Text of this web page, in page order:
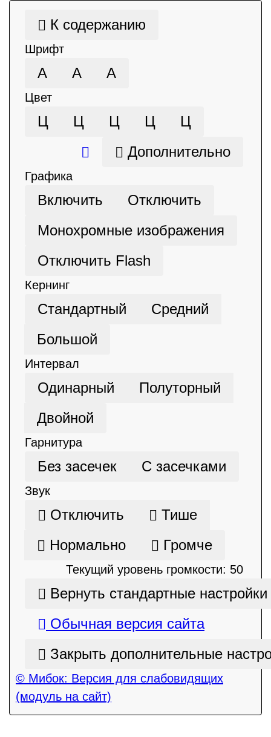
К содержанию
Шрифт
А А А
Цвет
Ц Ц Ц Ц
Ц
Дополнительно
Графика
Включить
Отключить
Монохромные изображения
Отключить Flash
Кернинг
Стандартный
Средний
Большой
Интервал
Одинарный
Полуторный
Двойной
Гарнитура
Без засечек С засечками
Звук
Отключить
Тише
Нормально
Громче
Текущий уровень громкости: 50
Вернуть стандартные настройки
Обычная версия сайта
Закрыть дополнительные
© Мибок: Версия для слабовидящих
(модуль на сайт)